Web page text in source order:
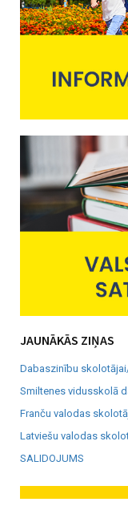
JAUNĀKĀS ZIŅAS
Dabaszinību
Smiltenes vidusskolā
Franču valodas
Latviešu valodas
SALIDOJUMS